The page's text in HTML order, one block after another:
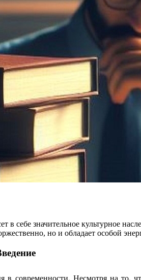
себе значительное культурное
но и обладает особой
в современности. Несмотря на то,